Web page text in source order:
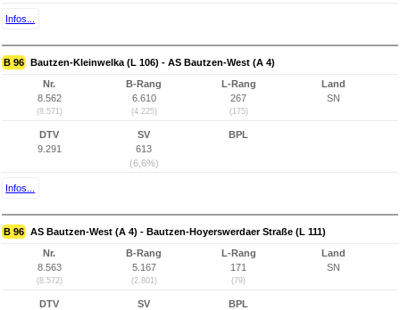
Infos...
B 96 Bautzen-Kleinwelka (L 106) - AS Bautzen-West (A 4)
Nr.
8.562
(8.571)
B-Rang
6.610
(4.225)
L-Rang
267
(175)
Land
SN
DTV
9.291
SV
613
(6,6%)
BPL
Infos...
B 96 AS Bautzen-West (A 4) - Bautzen-Hoyerswerdaer Straße (L 111)
Nr.
8.563
(8.572)
B-Rang
5.167
(2.801)
L-Rang
171
(79)
Land
SN
DTV
SV
BPL